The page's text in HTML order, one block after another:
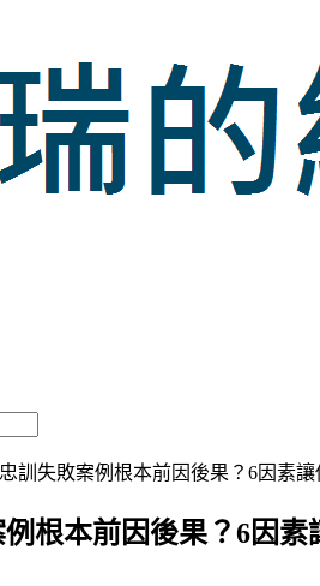
訓失敗案例根本前因後果？6因素
根本前因後果？6因素